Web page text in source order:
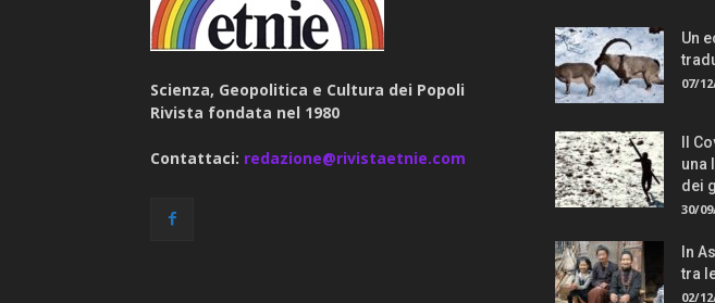
Scienza, Geopolitica e Cultura dei Popoli
Rivista fondata nel 1980
Contattaci: redazione@rivistaetnie.com
Un
07/
Il
una
dei
30/
In
tra
02/